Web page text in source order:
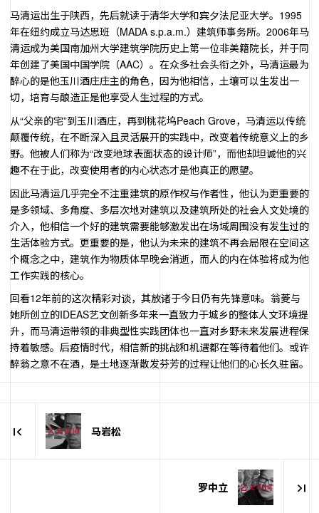
马清运出生于陕西，先后就读于清华大学和宾夕法尼亚大学。 1995
年在纽约成立马达思班（MADA s.p.a.m.）建筑师事务所。 2006年马
清运成为美国南加州大学建筑学院历史上第一位非美籍院长，并于同
年创建了美国中国学院（AAC）。在众多社会头衔之外，马清运最为
醉心的是他玉川酒庄庄主的角色，因为他相信，土壤可以生发出一
切，培育与酿造正是他享受人生过程的方式。
从“父亲的宅”到玉川酒庄，再到桃花坞Peach Grove，马清运以传统
颠覆传统，在不断深入且灵活展开的实践中，改变着传统意义上的乡
野。他被人们称为“改变地球表面状态的设计师”，而他却坦诚他的兴
趣不在于此，改变使用者的内心状态才是他真正的愿望。
因此马清运几乎完全不注重建筑的原作权与作者性，他认为更重要的
是多领域、多角度、多层次地对建筑以及建筑所处的社会人文处境的
介入，他相信一个好的建筑需要能够激发出在场域周围没有发生过的
生活体验方式。更重要的是，他认为未来的建筑不再会局限在空间这
个概念之中，建筑作为物质体早晚会消逝，而人的内在体验将成为他
工作实践的核心。
回看12年前的这次精彩对谈，其放诸于今日仍有先锋意味。翁菱与
她所创立的IDEAS艺文创新多年来一直致力于城乡的整体人文环境提
升，而马清运带领的非典型性实践团体也一直对乡野未来发展进程保
持着敏感。后疫情时代，相信新的挑战和机遇都在等待着他们。或许
醉翁之意不在酒，是土地逐渐散发芬芳的过程让他们的心长久驻留。
马岩松
罗中立